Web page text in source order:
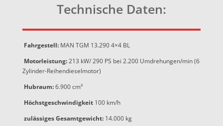
Technische Daten:
Fahrgestell:MAN TGM 13.290 4×4 BL
Motorleistung:213 kW/ 290 PS bei 2.200 Umdrehungen/min (6
Zylinder-Reihendieselmotor)
Hubraum:6.900 cm³
Höchstgeschwindigkeit 100 km/h
zulässiges Gesamtgewicht:14.000 kg